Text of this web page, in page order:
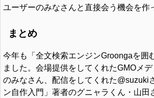
ユーザーのみなさんと直接会う機会を作
まとめ
今年も「全文検索エンジンGroongaを囲
ました。会場提供をしてくれたGMOメ
のみなさん、配信をしてくれた@suzuki
ン自作入門」著者のグニャラくん・山田